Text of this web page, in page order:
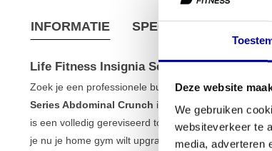
Deze website
We gebruiken
websiteverkeer te
media, adverteren
INFORMATIE SPECIFICATIES
Life Fitness Insignia Series Abdominal
Zoek je een professionele buikspiermachine die
Series Abdominal Crunch is ontworpen om je core
is een volledig gereviseerd topapparaat, waardoor
je nu je home gym wilt upgraden of een